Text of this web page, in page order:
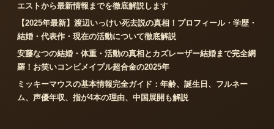
エストから最新情報までを徹底解説します
【2025年最新】渡辺いっけい死去説の真相！プロフィール・学歴・
結婚・代表作・現在の活動について徹底解説
安藤なつの結婚・体重・活動の真相とカズレーザー結婚まで完全網
羅！お笑いコンビメイプル超合金の2025年
ミッキーマウスの基本情報完全ガイド：年齢、誕生日、フルネー
ム、声優年収、指が4本の理由、中国展開も解説